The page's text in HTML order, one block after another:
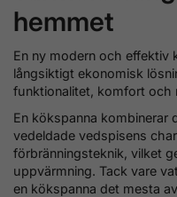
hemmet
En ny modern och effektiv
långsiktigt ekonomisk
funktionalitet, komfort och
En kökspanna kombinerar
vedeldade vedspisens
förbränningsteknik, vilket
uppvärmning. Tack vare
en kökspanna det mesta